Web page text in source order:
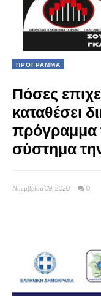
ΠΡΟΓΡΑΜΜΑ
Πόσες
καταθέσει
πρόγραμμα
σύστημα
Νοεμβρίου 09, 2020 0